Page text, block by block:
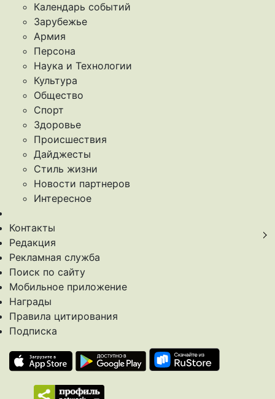
Календарь событий
Зарубежье
Армия
Персона
Наука и Технологии
Культура
Общество
Спорт
Здоровье
Происшествия
Дайджесты
Стиль жизни
Новости партнеров
Интересное
Контакты
Редакция
Рекламная служба
Поиск по сайту
Мобильное приложение
Награды
Правила цитирования
Подписка